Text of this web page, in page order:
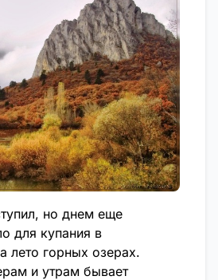
но днем еще
для купания в
лето горных озерах.
и утрам бывает